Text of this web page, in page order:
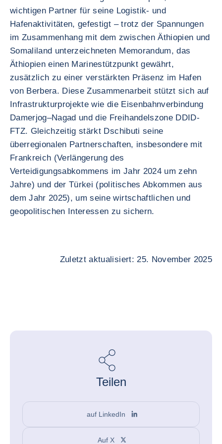
wichtigen Partner für seine Logistik- und
Hafenaktivitäten, gefestigt – trotz der Spannungen
im Zusammenhang mit dem zwischen Äthiopien und
Somaliland unterzeichneten Memorandum, das
Äthiopien einen Marinestützpunkt gewährt,
zusätzlich zu einer verstärkten Präsenz im Hafen
von Berbera. Diese Zusammenarbeit stützt sich auf
Infrastrukturprojekte wie die Eisenbahnverbindung
Damerjog–Nagad und die Freihandelszone DDID-
FTZ. Gleichzeitig stärkt Dschibuti seine
überregionalen Partnerschaften, insbesondere mit
Frankreich (Verlängerung des
Verteidigungsabkommens im Jahr 2024 um zehn
Jahre) und der Türkei (politisches Abkommen aus
dem Jahr 2025), um seine wirtschaftlichen und
geopolitischen Interessen zu sichern.
Zuletzt aktualisiert: 25. November 2025
Teilen
auf LinkedIn
Auf X